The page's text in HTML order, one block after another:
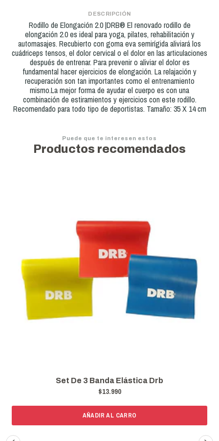
DESCRIPCIÓN
Rodillo de Elongación 2.0 |DRB® El renovado rodillo de
elongación 2.0 es ideal para yoga, pilates, rehabilitación y
automasajes. Recubierto con goma eva semirígida aliviará los
cuádriceps tensos, el dolor cervical o el dolor en las articulaciones
después de entrenar. Para prevenir o aliviar el dolor es
fundamental hacer ejercicios de elongación. La relajación y
recuperación son tan importantes como el entrenamiento
mismo.La mejor forma de ayudar el cuerpo es con una
combinación de estiramientos y ejercicios con este rodillo.
Recomendado para todo tipo de deportistas. Tamaño: 35 X 14 cm
Puede que te interesen estos
Productos recomendados
Set De 3 Banda Elástica Drb
$13.990
AÑADIR AL CARRO